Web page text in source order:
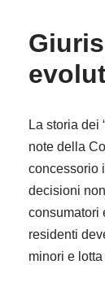
La storia dei
note della
concessorio
decisioni
consumatori
residenti
minori e